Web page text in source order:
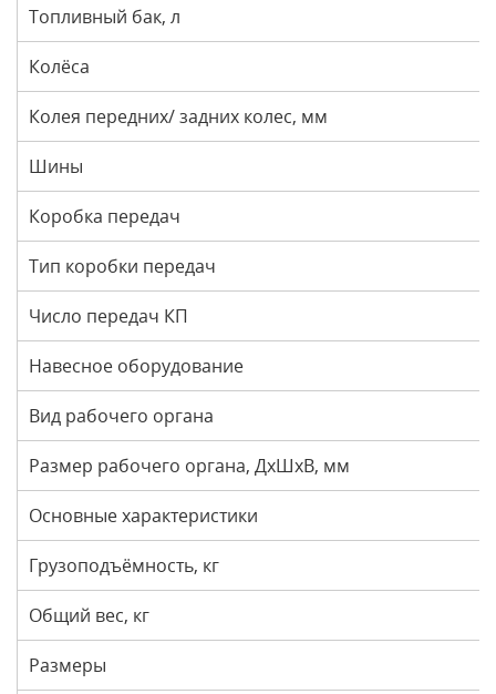
Топливный бак, л
Колёса
Колея передних/ задних колес, мм
Шины
Коробка передач
Тип коробки передач
Число передач КП
Навесное оборудование
Вид рабочего органа
Размер рабочего органа, ДхШхВ, мм
Основные характеристики
Грузоподъёмность, кг
Общий вес, кг
Размеры